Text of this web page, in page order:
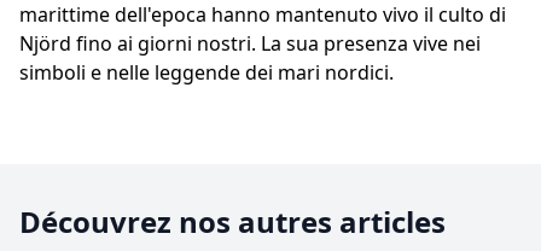
marittime dell'epoca hanno mantenuto vivo il culto di
Njörd fino ai giorni nostri. La sua presenza vive nei
simboli e nelle leggende dei mari nordici.
Découvrez nos autres articles